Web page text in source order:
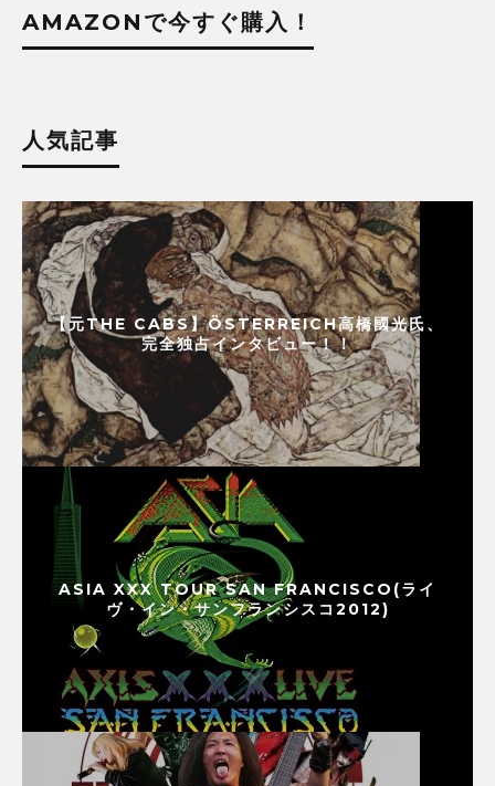
AMAZONで今すぐ購入！
人気記事
【元THE CABS】ÖSTERREICH高橋國光氏、
完全独占インタビュー！！
ASIA XXX TOUR SAN FRANCISCO(ライ
ヴ・イン・サンフランシスコ2012)